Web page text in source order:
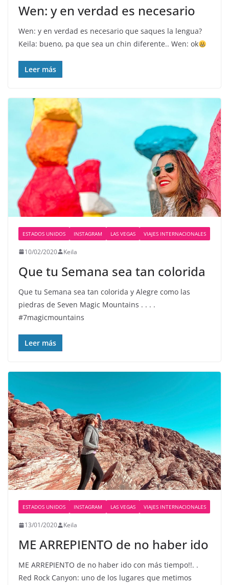
Wen: y en verdad es necesario
Wen: y en verdad es necesario que saques la lengua?
Keila: bueno, pa que sea un chin diferente.. Wen: ok
Leer más
ESTADOS UNIDOS INSTAGRAM LAS VEGAS VIAJES INTERNACIONALES
10/02/2020 Keila
Que tu Semana sea tan colorida
Que tu Semana sea tan colorida y Alegre como las
piedras de Seven Magic Mountains . . . .
#7magicmountains
Leer más
ESTADOS UNIDOS INSTAGRAM LAS VEGAS VIAJES INTERNACIONALES
13/01/2020 Keila
ME ARREPIENTO de no haber ido
ME ARREPIENTO de no haber ido con más tiempo!!. .
Red Rock Canyon: uno de los lugares que metimos